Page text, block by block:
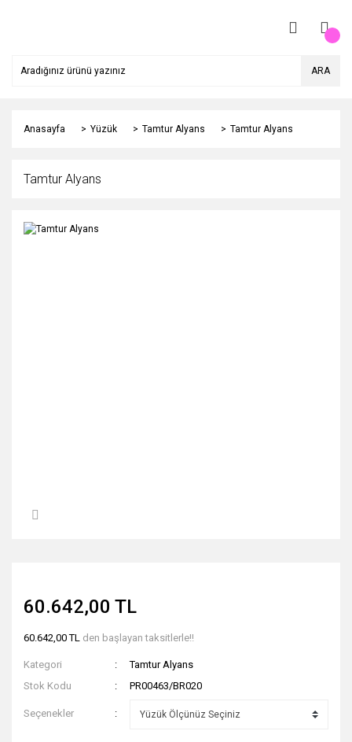
ARA
Anasayfa Yüzük Tamtur Alyans Tamtur Alyans
Tamtur Alyans
60.642,00 TL
60.642,00 TL den başlayan taksitlerle!!
Kategori
Tamtur Alyans
Stok Kodu
PR00463/BR020
Seçenekler